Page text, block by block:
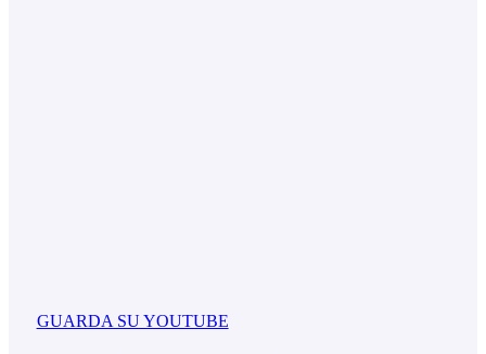
GUARDA SU YOUTUBE